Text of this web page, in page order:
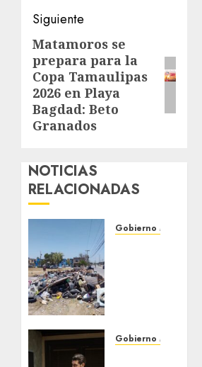
Siguiente
Siguiente
entrada:
Matamoros se
prepara para la
Copa Tamaulipas
2026 en Playa
Bagdad: Beto
Granados
NOTICIAS
RELACIONADAS
Gobierno Matamoros
limpieza
Gobierno Matamoros